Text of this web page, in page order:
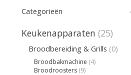
Categorieën
Keukenapparaten (25)
Broodbereiding & Grills (0)
Broodbakmachine (4)
Broodroosters (9)